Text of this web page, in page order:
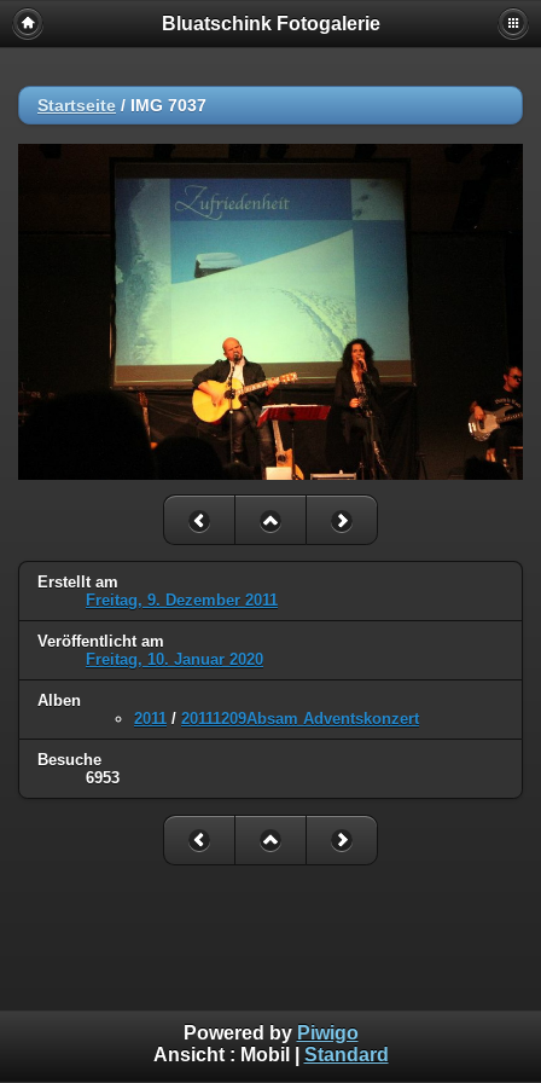
Bluatschink Fotogalerie
Startseite / IMG 7037
Erstellt am
Freitag, 9. Dezember 2011
Veröffentlicht am
Freitag, 10. Januar 2020
Alben
2011 / 20111209Absam Adventskonzert
Besuche
6953
Powered by Piwigo
Ansicht : Mobil Standard